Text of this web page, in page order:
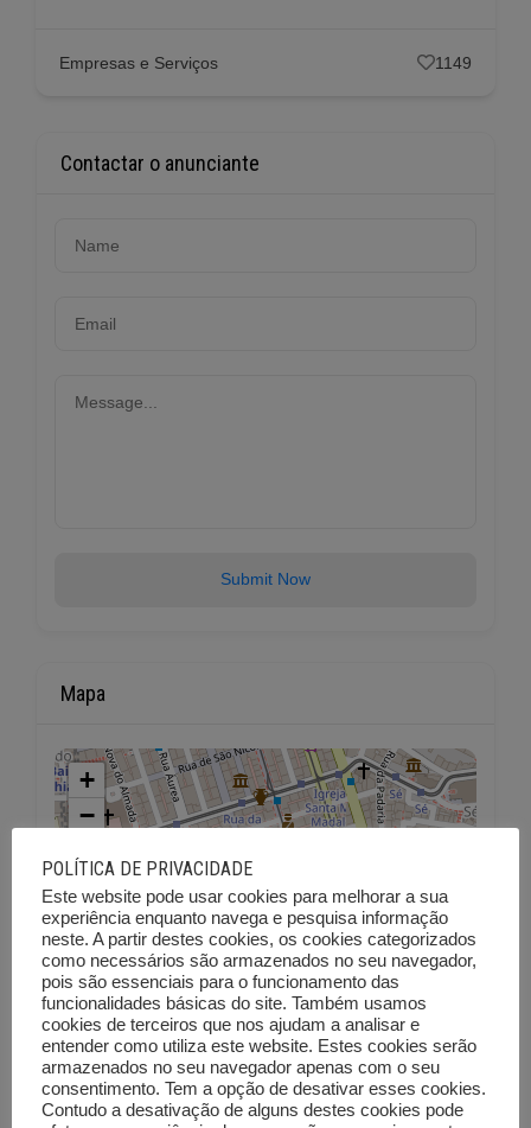
Empresas e Serviços 1149
Contactar o anunciante
Submit Now
Mapa
+
−
POLÍTICA DE PRIVACIDADE
Este website pode usar cookies para melhorar a sua
experiência enquanto navega e pesquisa informação
neste. A partir destes cookies, os cookies categorizados
como necessários são armazenados no seu navegador,
pois são essenciais para o funcionamento das
funcionalidades básicas do site. Também usamos
cookies de terceiros que nos ajudam a analisar e
entender como utiliza este website. Estes cookies serão
armazenados no seu navegador apenas com o seu
consentimento. Tem a opção de desativar esses cookies.
Contudo a desativação de alguns destes cookies pode